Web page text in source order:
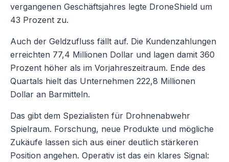
vergangenen Geschäftsjahres legte DroneShield um
43 Prozent zu.
Auch der Geldzufluss fällt auf. Die Kundenzahlungen
erreichten 77,4 Millionen Dollar und lagen damit 360
Prozent höher als im Vorjahreszeitraum. Ende des
Quartals hielt das Unternehmen 222,8 Millionen
Dollar an Barmitteln.
Das gibt dem Spezialisten für Drohnenabwehr
Spielraum. Forschung, neue Produkte und mögliche
Zukäufe lassen sich aus einer deutlich stärkeren
Position angehen. Operativ ist das ein klares Signal: